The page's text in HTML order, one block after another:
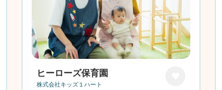
ヒーローズ保育園
株式会社キッズ１ハート